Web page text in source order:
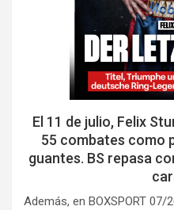
El 11 de julio, Felix
55 combates como
guantes. BS repasa
Además, en BOXSPORT 07/